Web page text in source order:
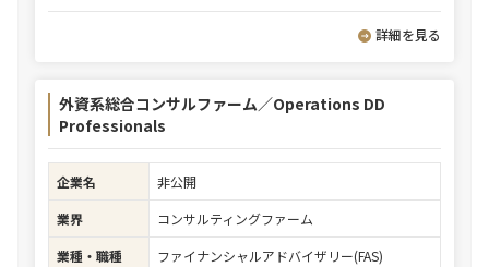
詳細を見る
外資系総合コンサルファーム／Operations DD
Professionals
企業名
非公開
業界
コンサルティングファーム
業種・職種
ファイナンシャルアドバイザリー(FAS)